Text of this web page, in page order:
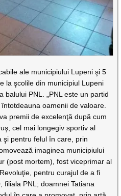
ale municipiului Lupeni şi 5
la şcolile din municipiul Lupeni
balului PNL. „PNL este un partid
oamenii de valoare.
premii de excelenţă după cum
cel mai longegiv sportiv al
şi pentru felul în care, prin
imaginea municipiului
(post mortem), fost viceprimar al
pentru curajul de a fi
filiala PNL; doamnei Tatiana